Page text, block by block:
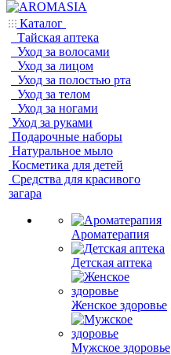
Каталог
Тайская аптека
Уход за волосами
Уход за лицом
Уход за полостью рта
Уход за телом
Уход за ногами
Уход за руками
Подарочные наборы
Натуральное мыло
Косметика для детей
Средства для красивого
загара
Ароматерапия
Детская аптека
Женское здоровье
Мужское здоровье